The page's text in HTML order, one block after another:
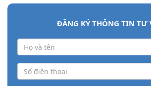
ĐĂNG KÝ THÔNG TIN TƯ